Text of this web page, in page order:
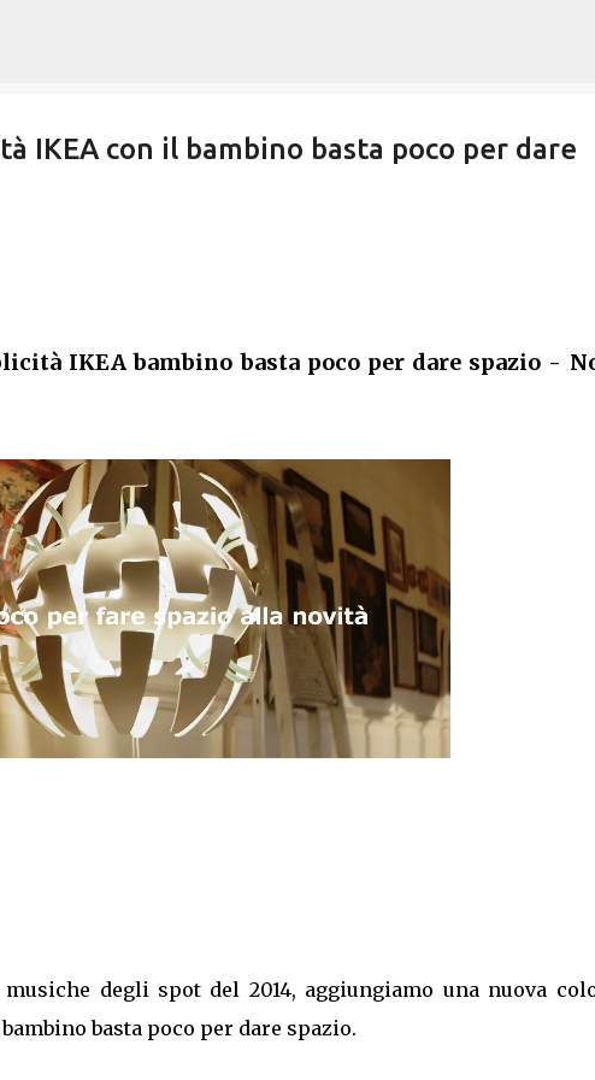
IKEA con il bambino basta poco per dare
IKEA bambino basta poco per dare spazio -
degli spot del 2014, aggiungiamo una nuova
basta poco per dare spazio.